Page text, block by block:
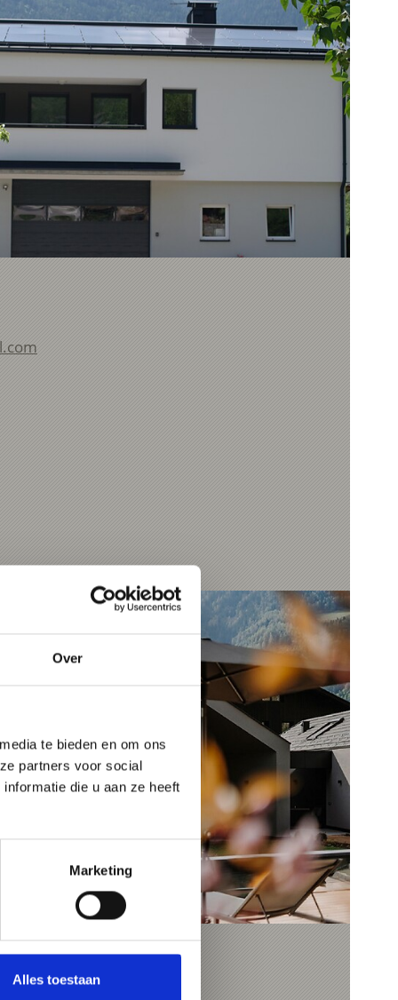
Over
te bieden en om ons
partners voor social
die u aan ze heeft
Marketing
Alles toestaan